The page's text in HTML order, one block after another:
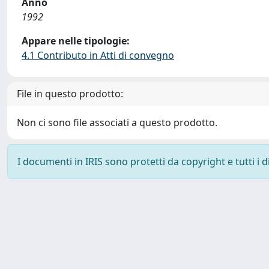
1992
Appare nelle tipologie:
4.1 Contributo in Atti di convegno
File in questo prodotto:
Non ci sono file associati a questo prodotto.
I documenti in IRIS sono protetti da copyright e tutti i